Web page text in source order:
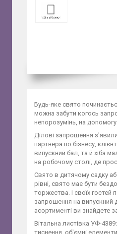
Будь-яке свято
можна забути когось
непорозумінь, на
Ділові запрошення
партнера по бізнесу,
випускний бал, та й хіба
на робочому столі, де
Свято в дитячому садку
рівні, свято має бути
торжества. І своїх
запрошення на випускний
асортименті ви знайдете
Вітальна листівка УФ-
тиснення, об'ємні